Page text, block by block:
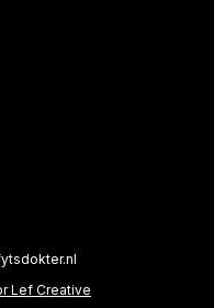
Lef Creative